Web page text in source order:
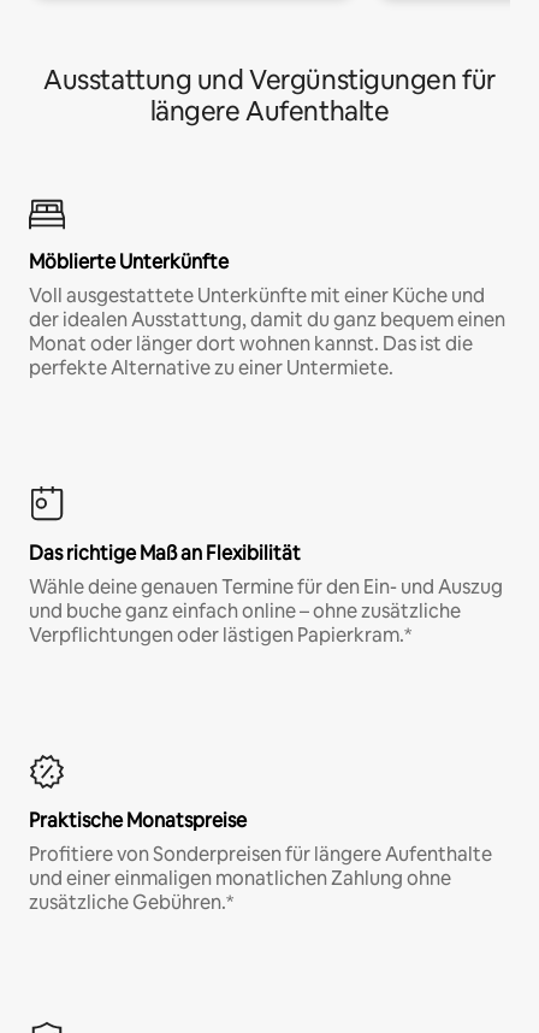
Ausstattung und Vergünstigungen für
längere Aufenthalte
Möblierte Unterkünfte
Voll ausgestattete Unterkünfte mit einer Küche und
der idealen Ausstattung, damit du ganz bequem einen
Monat oder länger dort wohnen kannst. Das ist die
perfekte Alternative zu einer Untermiete.
Das richtige Maß an Flexibilität
Wähle deine genauen Termine für den Ein- und Auszug
und buche ganz einfach online – ohne zusätzliche
Verpflichtungen oder lästigen Papierkram.*
Praktische Monatspreise
Profitiere von Sonderpreisen für längere Aufenthalte
und einer einmaligen monatlichen Zahlung ohne
zusätzliche Gebühren.*